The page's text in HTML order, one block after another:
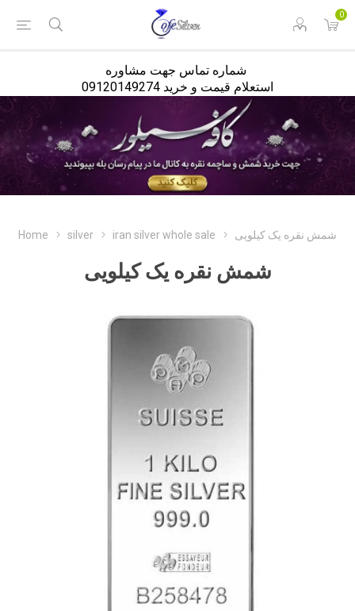
0
استعلام قیمت و خرید 09120149274
Home silver iran silver whole sale شمش نقره یک کیلویی
شمش نقره یک کیلویی